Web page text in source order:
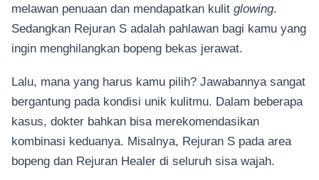
melawan penuaan dan mendapatkan kulit glowing.
Sedangkan Rejuran S adalah pahlawan bagi kamu yang
ingin menghilangkan bopeng bekas jerawat.
Lalu, mana yang harus kamu pilih? Jawabannya sangat
bergantung pada kondisi unik kulitmu. Dalam beberapa
kasus, dokter bahkan bisa merekomendasikan
kombinasi keduanya. Misalnya, Rejuran S pada area
bopeng dan Rejuran Healer di seluruh sisa wajah.